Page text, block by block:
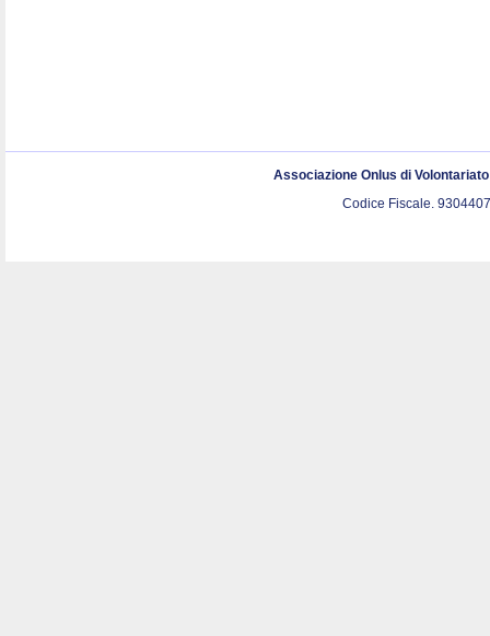
Associazione Onlus di
Codice Fiscale.